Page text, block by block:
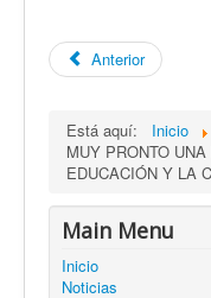
Anterior
Está aquí: Inicio
MUY PRONTO
EDUCACIÓN Y LA
Main Menu
Inicio
Noticias